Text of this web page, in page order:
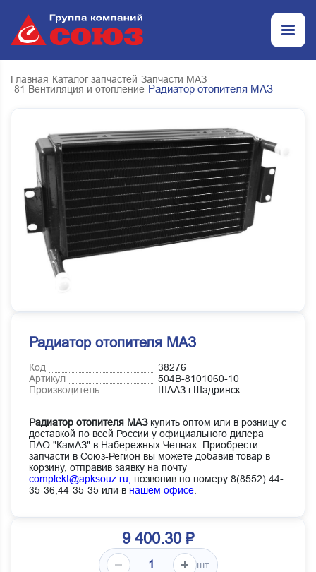
Главная Каталог запчастей Запчасти МАЗ
81 Вентиляция и отопление Радиатор отопителя МАЗ
Радиатор отопителя МАЗ
Код
38276
Артикул
504В-8101060-10
Производитель
ШААЗ г.Шадринск
Радиатор отопителя МАЗкупить оптом или в розницу с
доставкой по всей России у официального дилера
ПАО "КамАЗ" в Набережных Челнах. Приобрести
запчасти в Союз-Регион вы можете добавив товар в
корзину, отправив заявку на почту
complekt@apksouz.ru, позвонив по номеру 8(8552) 44-
35-36,44-35-35 или в нашем офисе.
9 400.30 ₽
шт.